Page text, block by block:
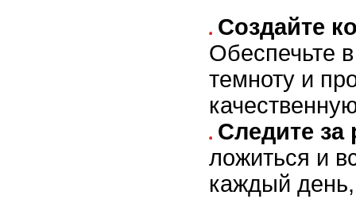
Создайте
Обеспечьте
темноту и
Следите
ложиться и
каждый